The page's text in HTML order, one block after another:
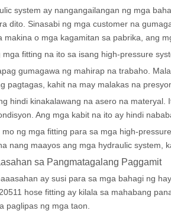
system ay nangangailangan ng mga
dito. Sinasabi ng mga customer na
makina o mga kagamitan sa pabrika, ang
mga fitting na ito sa isang high-pressure
gumagawa ng mahirap na trabaho.
pagtagas, kahit na may malakas na
hindi kinakalawang na asero na
Ang mga kabit na ito ay hindi
mo ng mga fitting para sa mga high-
nang maayos ang mga hydraulic system,
sa Pangmatagalang Paggamit
ay susi para sa mga bahagi ng
hose fitting ay kilala sa mahabang
paglipas ng mga taon.